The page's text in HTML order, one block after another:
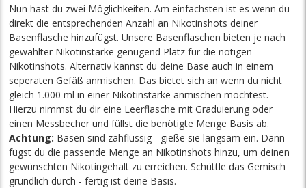
Nun hast du zwei Möglichkeiten. Am einfachsten ist es wenn du
direkt die entsprechenden Anzahl an Nikotinshots deiner
Basenflasche hinzufügst. Unsere Basenflaschen bieten je nach
gewählter Nikotinstärke genügend Platz für die nötigen
Nikotinshots. Alternativ kannst du deine Base auch in einem
seperaten Gefäß anmischen. Das bietet sich an wenn du nicht
gleich 1.000 ml in einer Nikotinstärke anmischen möchtest.
Hierzu nimmst du dir eine Leerflasche mit Graduierung oder
einen Messbecher und füllst die benötigte Menge Basis ab.
Achtung: Basen sind zähflüssig - gieße sie langsam ein. Dann
fügst du die passende Menge an Nikotinshots hinzu, um deinen
gewünschten Nikotingehalt zu erreichen. Schüttle das Gemisch
gründlich durch - fertig ist deine Basis.